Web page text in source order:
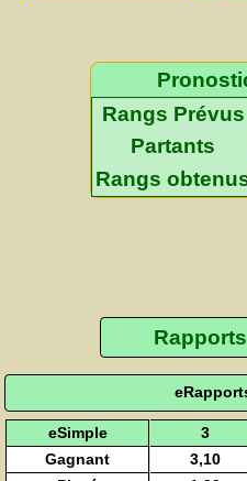
Rangs Prévus
Partants
Rangs
eSimple 3
Gagnant
3,10